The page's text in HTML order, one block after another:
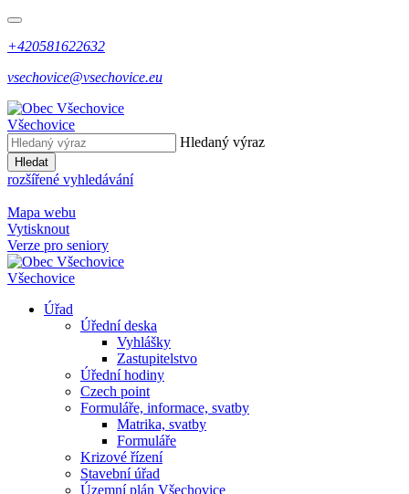
+420581622632
vsechovice@vsechovice.eu
Všechovice
Hledaný výraz
Hledat
rozšířené vyhledávání
Mapa webu
Vytisknout
Verze pro seniory
Všechovice
Úřad
Úřední deska
Vyhlášky
Zastupitelstvo
Úřední hodiny
Czech point
Formuláře, informace, svatby
Matrika, svatby
Formuláře
Krizové řízení
Stavební úřad
Územní plán Všechovice